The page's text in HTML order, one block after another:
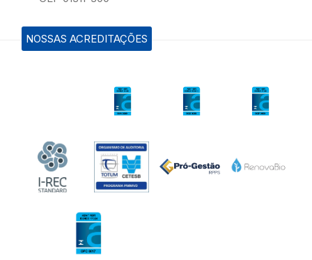
NOSSAS ACREDITAÇÕES